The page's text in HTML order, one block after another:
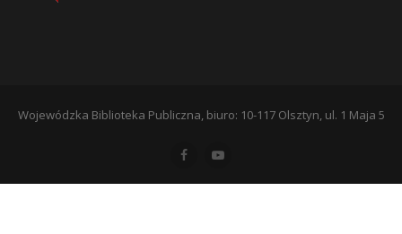
Wojewódzka Biblioteka Publiczna, biuro: 10-117 Olsztyn, ul. 1 Maja 5